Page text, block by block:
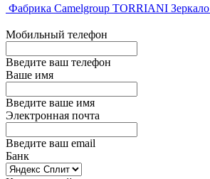
Фабрика Camelgroup TORRIANI Зеркало
Мобильный телефон
Введите ваш телефон
Ваше имя
Введите ваше имя
Электронная почта
Введите ваш email
Банк